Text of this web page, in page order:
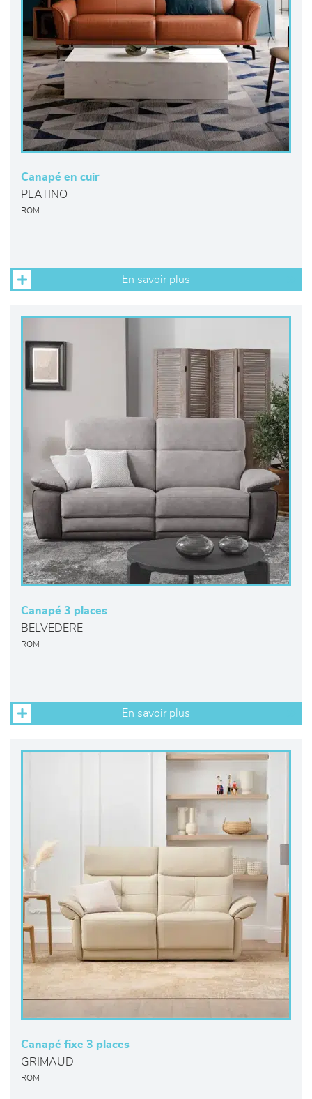
Canapé en cuir
PLATINO
ROM
En savoir plus
Canapé 3 places
BELVEDERE
ROM
En savoir plus
Canapé fixe 3 places
GRIMAUD
ROM